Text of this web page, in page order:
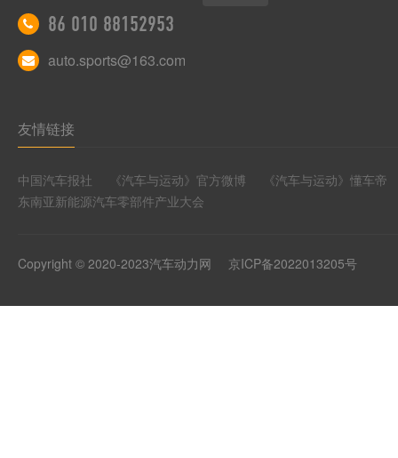
86 010 88152953
auto.sports@163.com
友情链接
中国汽车报社 《汽车与运动》官方微博
《汽车与运动》懂车帝
东南亚新能源汽车零部件产业大会
Copyright © 2020-2023汽车动力网 京ICP备2022013205号